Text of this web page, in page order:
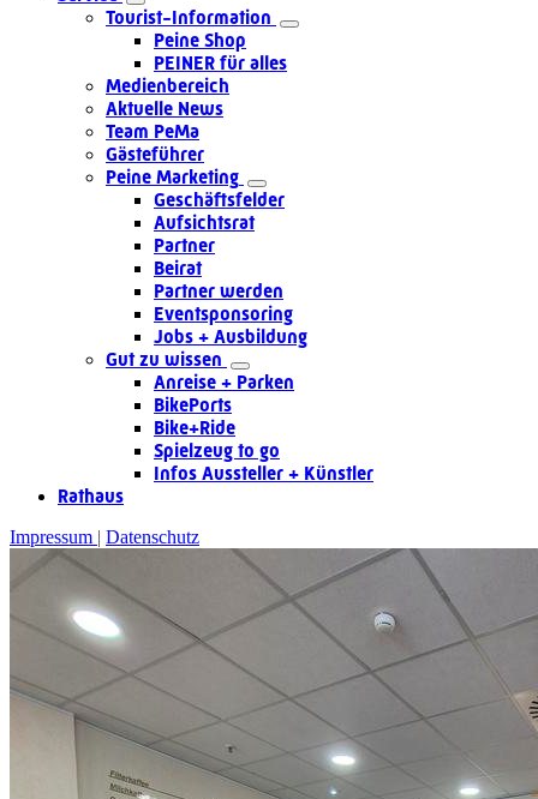
Tourist-Information
Peine Shop
PEINER für alles
Medienbereich
Aktuelle News
Team PeMa
Gästeführer
Peine Marketing
Geschäftsfelder
Aufsichtsrat
Partner
Beirat
Partner werden
Eventsponsoring
Jobs + Ausbildung
Gut zu wissen
Anreise + Parken
BikePorts
Bike+Ride
Spielzeug to go
Infos Aussteller + Künstler
Rathaus
Impressum Datenschutz